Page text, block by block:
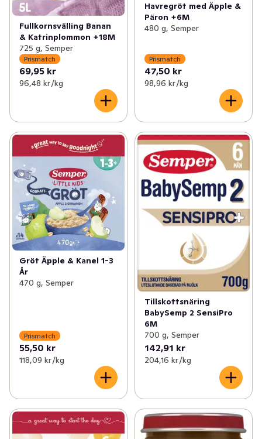
Fullkornsvälling Banan
& Katrinplommon +18M
725 g, Semper
Prismatch
69,95 kr
96,48 kr /kg
Havregröt med Äpple &
Päron +6M
480 g, Semper
Prismatch
47,50 kr
98,96 kr /kg
Gröt Äpple & Kanel 1-3
År
470 g, Semper
Prismatch
55,50 kr
118,09 kr /kg
Tillskottsnäring
BabySemp 2 SensiPro
6M
700 g, Semper
142,91 kr
204,16 kr /kg